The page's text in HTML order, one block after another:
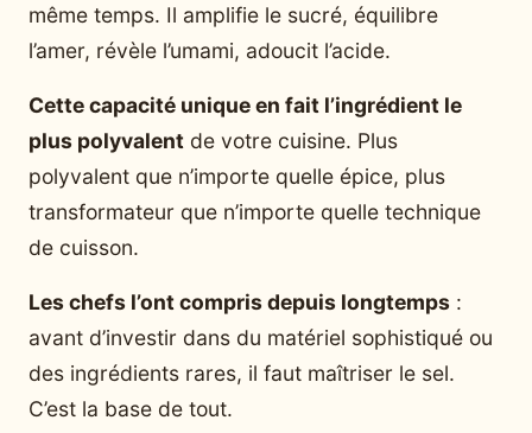
même temps. Il amplifie le sucré, équilibre
l’amer, révèle l’umami, adoucit l’acide.
Cette capacité unique en fait l’ingrédient le
plus polyvalent de votre cuisine. Plus
polyvalent que n’importe quelle épice, plus
transformateur que n’importe quelle technique
de cuisson.
Les chefs l’ont compris depuis longtemps :
avant d’investir dans du matériel sophistiqué ou
des ingrédients rares, il faut maîtriser le sel.
C’est la base de tout.